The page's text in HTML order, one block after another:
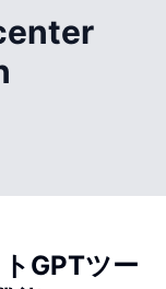
GPTツー